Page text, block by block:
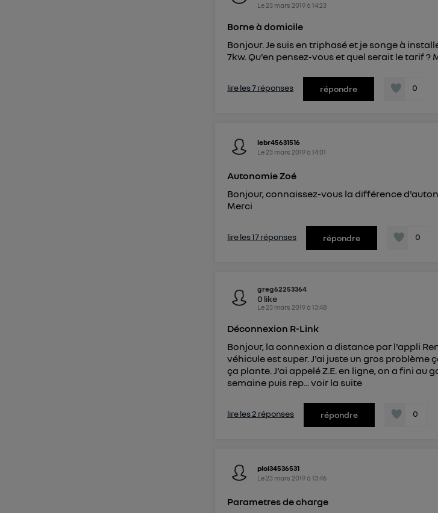
Le 23 mars 2019à14:23
Borne à domicile
Bonjour. Je suis en triphasé et je songe à
7kw. Qu'en pensez-vous et quel serait le tarif ?
lire les 7 réponses répondre 0
lebr45631516
Le 23 mars 2019à14:01
Autonomie Zoé
Bonjour, connaissez-vous la différence
Merci
lire les 17 réponses répondre 0
greg62253364
0 like
Le 23 mars 2019à13:48
Déconnexion R-Link
Bonjour, la connexion a distance par l'appli
véhicule est super. J'ai juste un gros problème
ça plante. J'ai appelé Z.E. en ligne, on a fini au
semaine puis rep...voir la suite
lire les 2 réponses répondre 0
ploi34536531
Le 23 mars 2019à13:46
Parametres de charge
Vous pouvez à tout moment retirer ce
") ou via la page « gérer
d'informations, veuillez consulter
personnelles